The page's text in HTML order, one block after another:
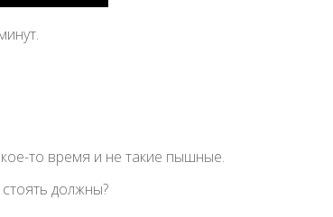
то время и не такие пышные.
должны?